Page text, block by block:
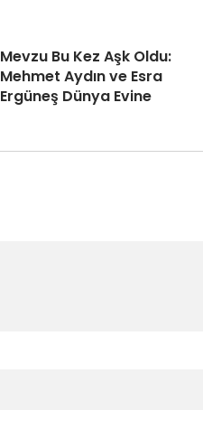
Mevzu Bu Kez Aşk Oldu:
Mehmet Aydın ve Esra
Ergüneş Dünya Evine